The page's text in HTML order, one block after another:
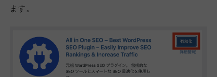
ます。